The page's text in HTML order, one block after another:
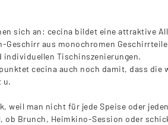
sich an: cecina bildet eine attraktive
Geschirr aus monochromen
Tischinszenierungen.
cecina auch noch damit, dass
u.
weil man nicht für jede Speise oder
ob Brunch, Heimkino-Session oder